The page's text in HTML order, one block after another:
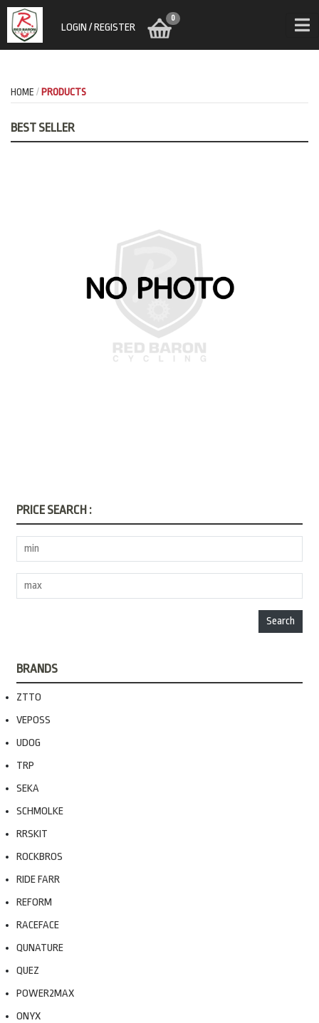
LOGIN / REGISTER
0
HOME PRODUCTS
PRICE SEARCH :
Search
BRANDS
ZTTO
VEPOSS
UDOG
TRP
SEKA
SCHMOLKE
RRSKIT
ROCKBROS
RIDE FARR
REFORM
RACEFACE
QUNATURE
QUEZ
POWER2MAX
ONYX
BEST SELLER